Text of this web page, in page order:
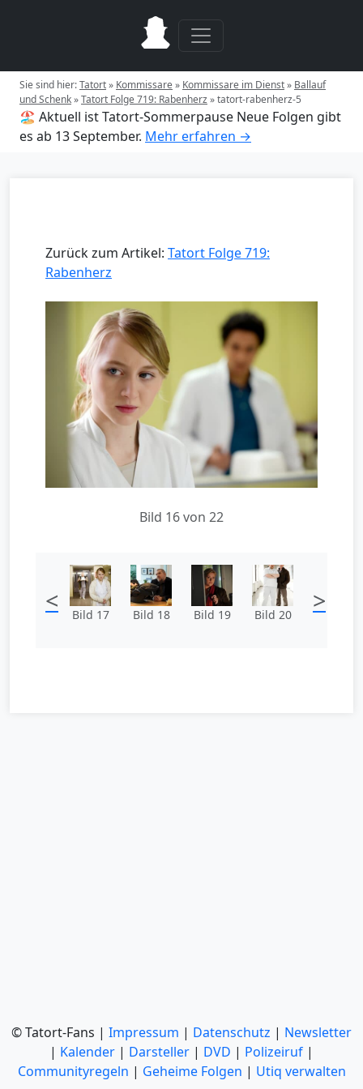
Sie sind hier:Tatort» Kommissare» Kommissare im Dienst» Ballauf
und Schenk»Tatort Folge 719: Rabenherz»tatort-rabenherz-5
🏖️ Aktuell ist Tatort-Sommerpause Neue Folgen gibt
es ab 13 September. Mehr erfahren →
Zurück zum Artikel: Tatort Folge 719:
Rabenherz
Bild 16 von 22
< Bild 17 Bild 18 Bild 19 Bild 20 >
© Tatort-Fans | Impressum | Datenschutz | Newsletter
| Kalender | Darsteller | DVD | Polizeiruf |
Communityregeln | Geheime Folgen | Utiq verwalten